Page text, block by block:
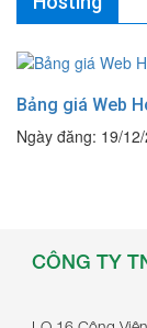
Bảng giá Web
Ngày đăng: 19/12/
CÔNG TY